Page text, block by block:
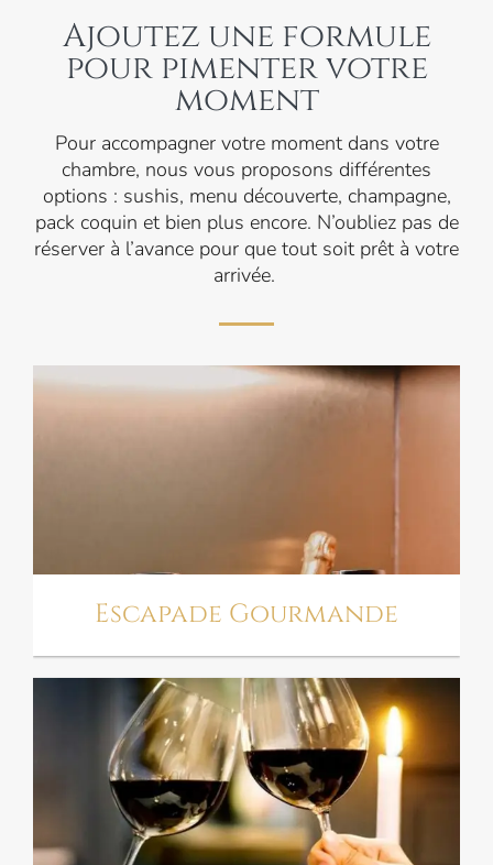
Ajoutez une formule
pour pimenter votre
moment
Pour accompagner votre moment dans votre
chambre, nous vous proposons différentes
options : sushis, menu découverte, champagne,
pack coquin et bien plus encore. N’oubliez pas de
réserver à l’avance pour que tout soit prêt à votre
arrivée.
Escapade Gourmande
CHAMPAGNES ET VINS